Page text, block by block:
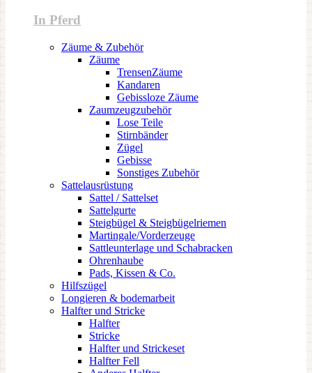
In Pferd
Zäume & Zubehör
Zäume
TrensenZäume
Kandaren
Gebissloze Zäume
Zaumzeugzubehör
Lose Teile
Stirnbänder
Zügel
Gebisse
Sonstiges Zubehör
Sattelausrüstung
Sattel / Sattelset
Sattelgurte
Steigbügel & Steigbügelriemen
Martingale/Vorderzeuge
Sattleunterlage und Schabracken
Ohrenhaube
Pads, Kissen & Co.
Hilfszügel
Longieren & bodemarbeit
Halfter und Stricke
Halfter
Stricke
Halfter und Strickeset
Halfter Fell